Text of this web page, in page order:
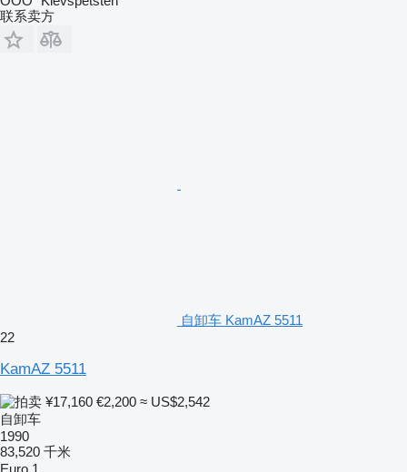
联系卖方
自卸车 KamAZ 5511
22
KamAZ 5511
¥17,160 €2,200 ≈ US$2,542
自卸车
1990
83,520 千米
Euro 1